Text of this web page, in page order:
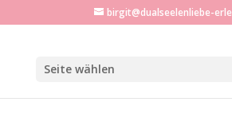
birgit@dualseelenliebe-
Seite wählen